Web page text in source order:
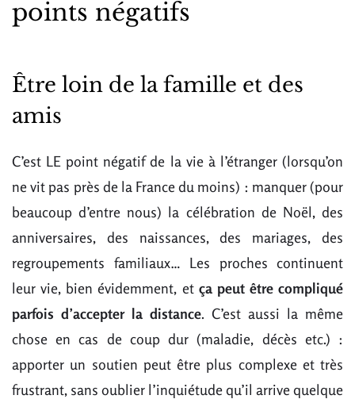
points négatifs
Être loin de la famille et des
amis
C’est LE point négatif de la vie à l’étranger (lorsqu’on
ne vit pas près de la France du moins) : manquer (pour
beaucoup d’entre nous) la célébration de Noël, des
anniversaires, des naissances, des mariages, des
regroupements familiaux… Les proches continuent
leur vie, bien évidemment, et ça peut être compliqué
parfois d’accepter la distance. C’est aussi la même
chose en cas de coup dur (maladie, décès etc.) :
apporter un soutien peut être plus complexe et très
frustrant, sans oublier l’inquiétude qu’il arrive quelque